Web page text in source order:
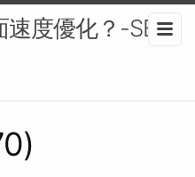
速度優化？-SEO